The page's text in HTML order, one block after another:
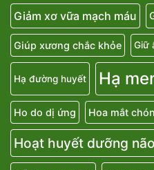
Giảm xơ vữa mạch máu
Giúp xương chắc khỏe Giữ
Hạ đường huyết Hạ
Ho do dị ứng Hoa mắt
Hoạt huyết dưỡng não